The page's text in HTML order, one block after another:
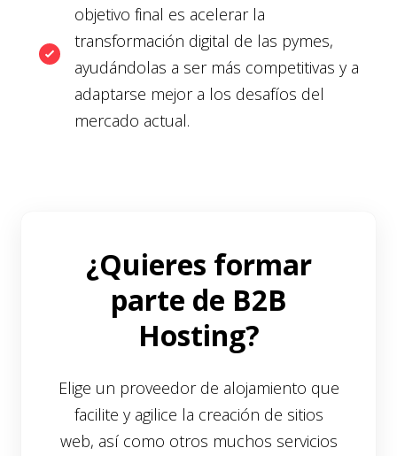
objetivo final es acelerar la
transformación digital de las pymes,
ayudándolas a ser más competitivas y a
adaptarse mejor a los desafíos del
mercado actual.
¿Quieres formar
parte de B2B
Hosting?
Elige un proveedor de alojamiento que
facilite y agilice la creación de sitios
web, así como otros muchos servicios